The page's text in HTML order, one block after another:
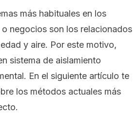
más habituales en los
negocios son los relacionados
y aire. Por este motivo,
sistema de aislamiento
En el siguiente artículo te
los métodos actuales más